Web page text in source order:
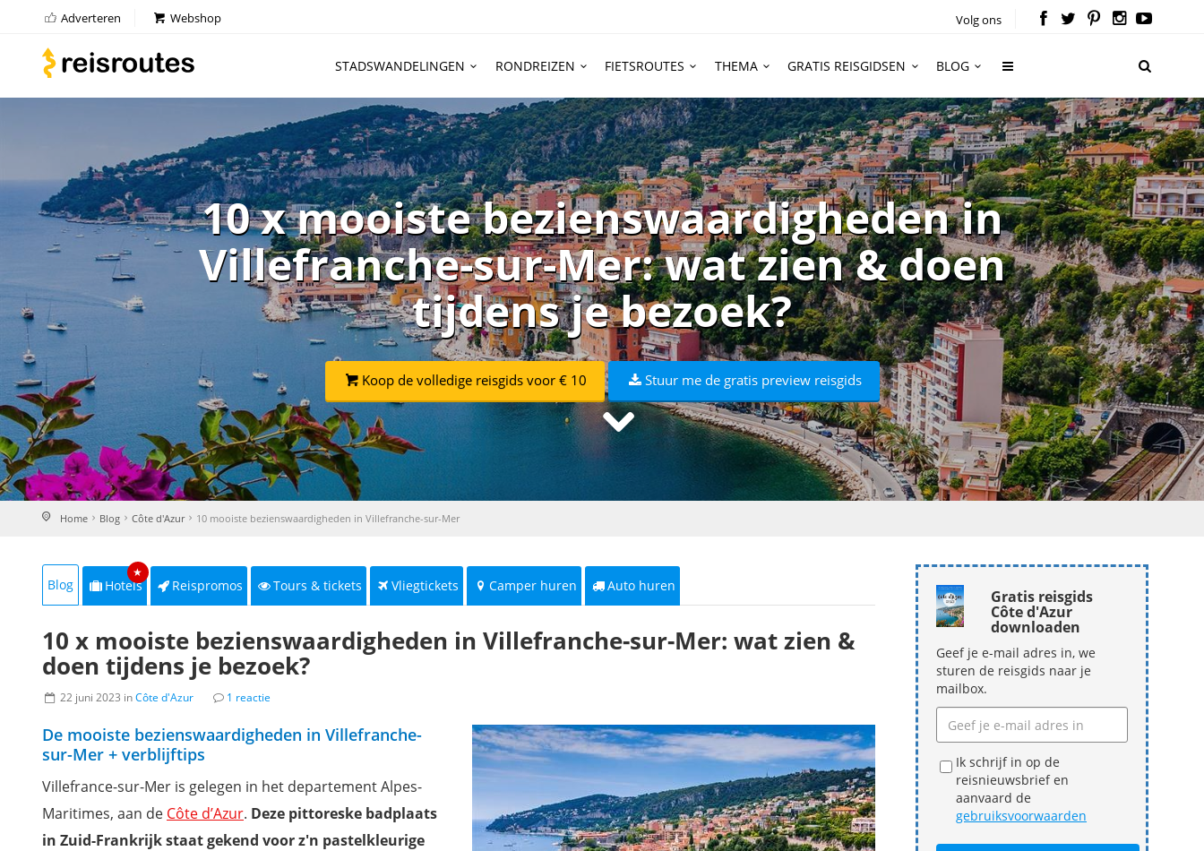
Adverteren Webshop Volg ons
STADSWANDELINGEN RONDREIZEN FIETSROUTES THEMA GRATIS REISGIDSEN BLOG
10 x mooiste bezienswaardigheden in
Villefranche-sur-Mer: wat zien & doen
tijdens je bezoek?
Koop de volledige reisgids voor € 10 Stuur me de gratis preview reisgids
Home Blog Côte d'Azur 10 mooiste bezienswaardigheden in Villefranche-sur-Mer
Blog Hotels
★
Reispromos Tours & tickets Vliegtickets Camper huren Auto huren
10 x mooiste bezienswaardigheden in Villefranche-sur-Mer: wat zien &
doen tijdens je bezoek?
22 juni 2023 inCôte d'Azur 1 reactie
De mooiste bezienswaardigheden in Villefranche-
sur-Mer + verblijftips
Villefrance-sur-Mer is gelegen in het departement Alpes-
Maritimes, aan de Côte d’Azur. Deze pittoreske badplaats
in Zuid-Frankrijk staat gekend voor z'n pastelkleurige
Gratis reisgids
Côte d'Azur
downloaden
Geef je e-mail adres in, we
sturen de reisgids naar je
mailbox.
Ik schrijf in op de
reisnieuwsbrief en
aanvaard de
gebruiksvoorwaarden